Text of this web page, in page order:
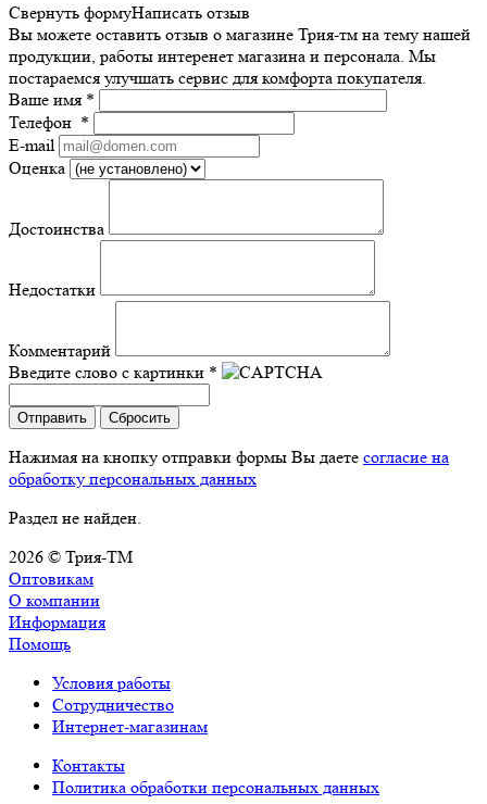
Свернуть формуНаписать отзыв
Вы можете оставить отзыв о магазине Трия-тм на тему нашей
продукции, работы интеренет магазина и персонала. Мы
постараемся улучшать сервис для комфорта покупателя.
Ваше имя *
Телефон *
E-mail
Оценка
Достоинства
Недостатки
Комментарий
Введите слово с картинки *
Отправить Сбросить
Нажимая на кнопку отправки формы Вы даете согласие на
обработку персональных данных
Раздел не найден.
2026 © Трия-ТМ
Оптовикам
О компании
Информация
Помощь
Условия работы
Сотрудничество
Интернет-магазинам
Контакты
Политика обработки персональных данных